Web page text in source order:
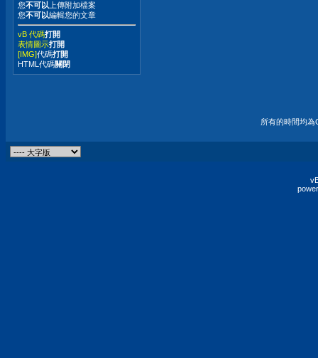
您不可以 上傳附加檔案
您不可以編輯您的文章
vB 代碼打開
表情圖示打開
[IMG]代碼打開
HTML代碼關閉
所有的時間均為